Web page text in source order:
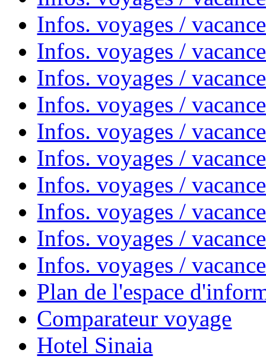
Infos. voyages /
Infos. voyages /
Infos. voyages /
Infos. voyages /
Infos. voyages /
Infos. voyages /
Infos. voyages /
Infos. voyages /
Infos. voyages /
Infos. voyages /
Plan de l'espace
Comparateur voyage
Hotel Sinaia